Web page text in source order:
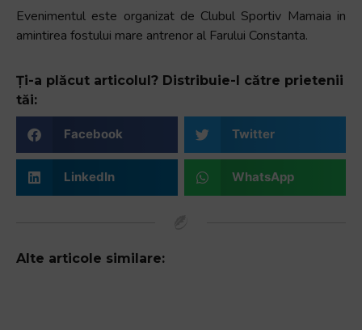
Evenimentul este organizat de Clubul Sportiv Mamaia in
amintirea fostului mare antrenor al Farului Constanta.
Ți-a plăcut articolul? Distribuie-l către prietenii
tăi:
Facebook Twitter
LinkedIn WhatsApp
Alte articole similare: